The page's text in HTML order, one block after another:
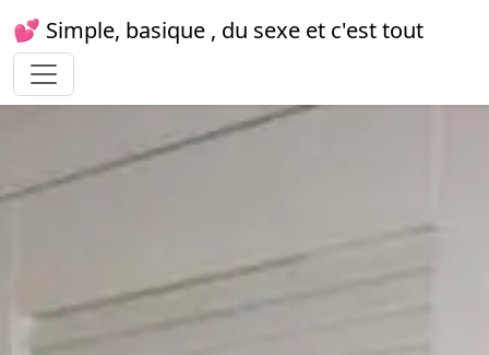
💕 Simple, basique , du sexe et c'est tout